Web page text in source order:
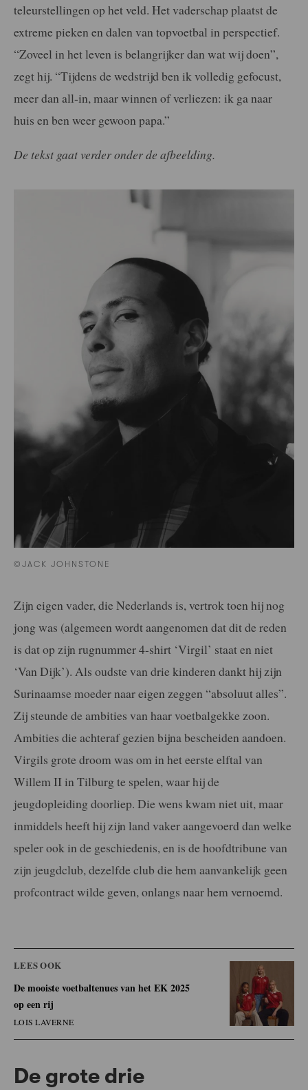
teleurstellingen op het veld. Het vaderschap plaatst de
extreme pieken en dalen van topvoetbal in perspectief.
“Zoveel in het leven is belangrijker dan wat wij doen”,
zegt hij. “Tijdens de wedstrijd ben ik volledig gefocust,
meer dan all-in, maar winnen of verliezen: ik ga naar
huis en ben weer gewoon papa.”
De tekst gaat verder onder de afbeelding.
©JACK JOHNSTONE
Zijn eigen vader, die Nederlands is, vertrok toen hij nog
jong was (algemeen wordt aangenomen dat dit de reden
is dat op zijn rugnummer 4-shirt ‘Virgil’ staat en niet
‘Van Dijk’). Als oudste van drie kinderen dankt hij zijn
Surinaamse moeder naar eigen zeggen “absoluut alles”.
Zij steunde de ambities van haar voetbalgekke zoon.
Ambities die achteraf gezien bijna bescheiden aandoen.
Virgils grote droom was om in het eerste elftal van
Willem II in Tilburg te spelen, waar hij de
jeugdopleiding doorliep. Die wens kwam niet uit, maar
inmiddels heeft hij zijn land vaker aangevoerd dan welke
speler ook in de geschiedenis, en is de hoofdtribune van
zijn jeugdclub, dezelfde club die hem aanvankelijk geen
profcontract wilde geven, onlangs naar hem vernoemd.
LEES OOK
De mooiste voetbaltenues van het EK 2025
op een rij
LOIS LAVERNE
De grote drie